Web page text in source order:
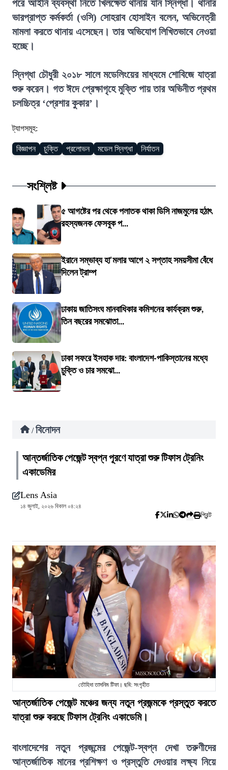
পরে আইনি ব্যবস্থা নিতে খিলক্ষেত থানায় যান স্নিগ্ধা। থানার
ভারপ্রাপ্ত কর্মকর্তা (ওসি) সোহরাব হোসাইন বলেন, অভিনেত্রী
মামলা করতে থানায় এসেছেন। তার অভিযোগ লিখিতভাবে নেওয়া
হচ্ছে।
স্নিগ্ধা চৌধুরী ২০১৮ সালে মডেলিংয়ের মাধ্যমে শোবিজে যাত্রা
শুরু করেন। গত ঈদে প্রেক্ষাগৃহে মুক্তি পায় তার অভিনীত প্রথম
চলচ্চিত্র ‘প্রেশার কুকার’।
ট্যাগসমূহ:
বিজ্ঞাপন চুক্তি প্রলোভন মডেল স্নিগ্ধা নির্যাতন
সংশ্লিষ্ট
৫ আগষ্টের পর থেকে পলাতক থাকা ডিসি নাজমুলের হঠাৎ
রহস্যজনক ফেসবুক প...
ইরানে সম্ভাব্য হা'মলার আগে ২ সপ্তাহ সময়সীমা বেঁধে
দিলেন ট্রাম্প
ঢাকায় জাতিসংঘ মানবাধিকার কমিশনের কার্যক্রম শুরু,
তিন বছরের সমঝোতা...
ঢাকা সফরে ইসহাক দার: বাংলাদেশ-পাকিস্তানের মধ্যে
চুক্তি ও চার সমঝো...
/ বিনোদন
আন্তর্জাতিক পেজেন্ট স্বপ্ন পূরণে যাত্রা শুরু টিফাস ট্রেনিং
একাডেমির
Lens Asia
১৪ জুলাই, ২০২৬ বিকাল ০৪:২৪
প্রিন্ট
তৌহিদা তাসনিম টিফা। ছবি: সংগৃহীত
আন্তর্জাতিক পেজেন্ট মঞ্চের জন্য নতুন প্রজন্মকে প্রস্তুত করতে
যাত্রা শুরু করছে টিফাস ট্রেনিং একাডেমি।
বাংলাদেশের নতুন প্রজন্মের পেজেন্ট-স্বপ্ন দেখা তরুণীদের
আন্তর্জাতিক মানের প্রশিক্ষণ ও প্রস্তুতি দেওয়ার লক্ষ্য নিয়ে